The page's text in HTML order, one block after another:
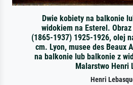
Dwie kobiety na balkonie
widokiem na Esterel.
(1865-1937) 1925-1926, olej
cm. Lyon, musee des Beaux
na balkonie lub balkonie z
Malarstwo Henri
Henri